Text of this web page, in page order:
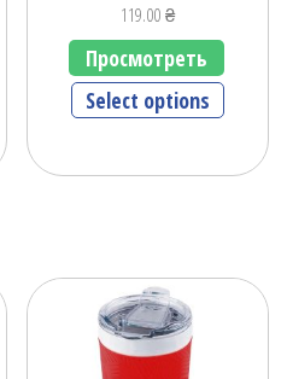
119.00₴
Просмотреть
Select options